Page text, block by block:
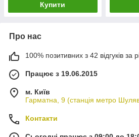
Купити
Про нас
100% позитивних з 42 відгуків за
Працює з 19.06.2015
м. Київ
Гарматна, 9 (станція метро
Контакти